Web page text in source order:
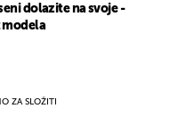
dolazite na svoje -
modela
ZA SLOŽITI